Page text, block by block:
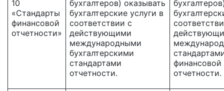
10
«Стандарты
финансовой
отчетности»
бухгалтеров) оказывать
бухгалтерские услуги в
соответствии с
действующими
международными
бухгалтерскими
стандартами
отчетности.
финансовой
отчетности.